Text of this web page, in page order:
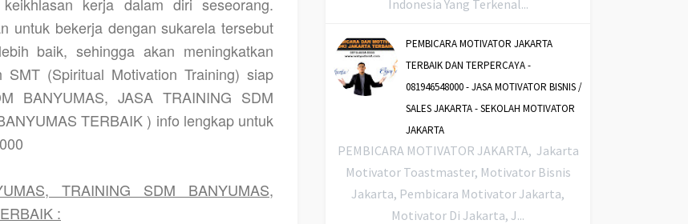
untuk bekerja dengan sukarela tersebut
baik, sehingga akan meningkatkan
(Spiritual Motivation Training) siap
BANYUMAS, JASA TRAINING SDM
TERBAIK ) info lengkap untuk
TRAINING SDM BANYUMAS,
:
Indonesia Yang Terkenal...
PEMBICARA MOTIVATOR JAKARTA
TERBAIK DAN TERPERCAYA -
081946548000 - JASA MOTIVATOR BISNIS /
SALES JAKARTA - SEKOLAH MOTIVATOR
JAKARTA
PEMBICARA MOTIVATOR JAKARTA, Jakarta
Motivator Toastmaster, Motivator Bisnis
Jakarta, Pembicara Motivator Jakarta,
Motivator Di Jakarta, J...